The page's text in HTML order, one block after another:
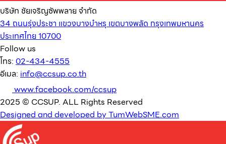
บริษัท ชัยเจริญซัพพลาย จำกัด
34 ถนนรุ่งประชา แขวงบางบำหรุ เขตบางพลัด กรุงเทพมหานคร
ประเทศไทย 10700
Follow us
โทร: 02-434-4555
อีเมล: info@ccsup.co.th
www.facebook.com/ccsup
2025 © CCSUP. ALL Rights Reserved
Designed and developed by TumWebSME.com